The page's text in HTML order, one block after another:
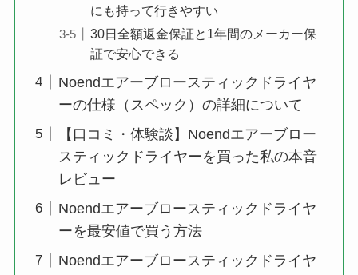
にも持って行きやすい
30日全額返金保証と1年間のメーカー保
証で安心できる
Noendエアーブロースティックドライヤ
ーの仕様（スペック）の詳細について
【口コミ・体験談】Noendエアーブロー
スティックドライヤーを買った私の本音
レビュー
Noendエアーブロースティックドライヤ
ーを最安値で買う方法
Noendエアーブロースティックドライヤ